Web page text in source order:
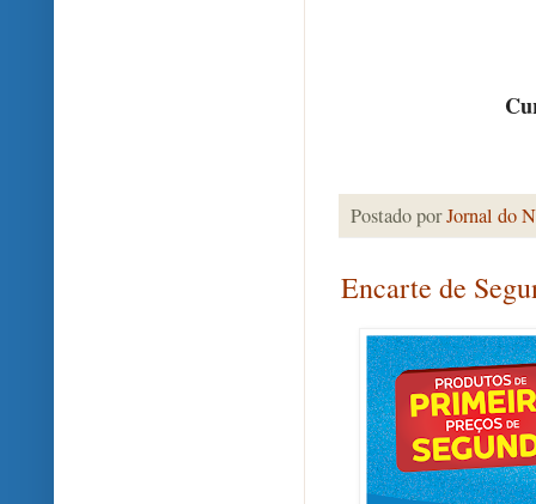
Postado porJornal do
Encarte de